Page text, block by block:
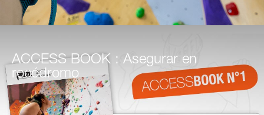
ACCESS BOOK : Asegurar en
rocódromo